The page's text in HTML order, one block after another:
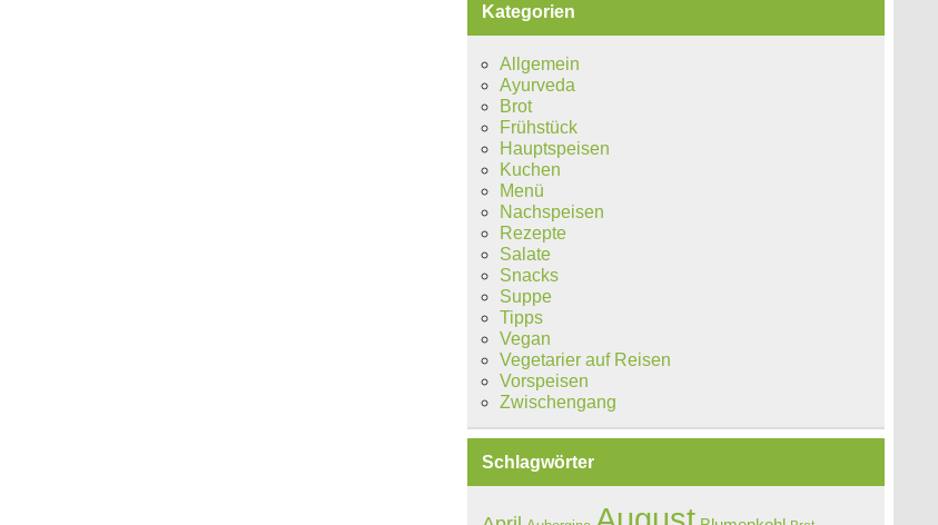
Kategorien
Allgemein
Ayurveda
Brot
Frühstück
Hauptspeisen
Kuchen
Menü
Nachspeisen
Rezepte
Salate
Snacks
Suppe
Tipps
Vegan
Vegetarier auf Reisen
Vorspeisen
Zwischengang
Schlagwörter